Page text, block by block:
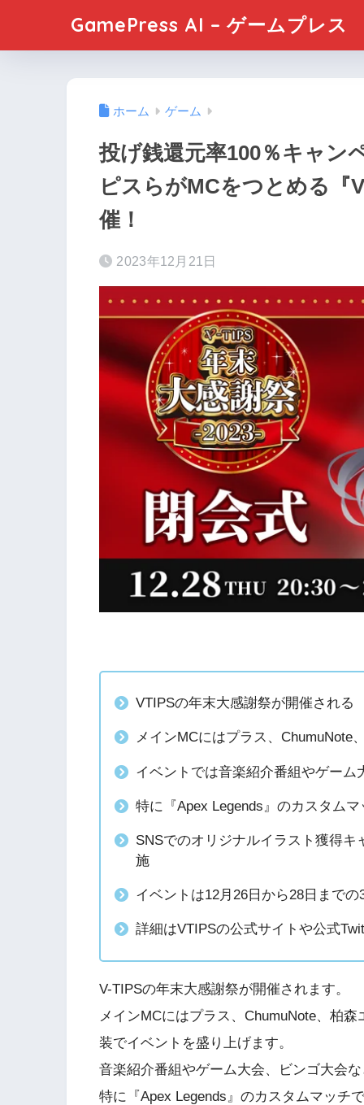
GamePress AI – ゲームプレス
ホーム ゲーム
投げ銭還元率100％キャン
ピスらがMCをつとめる『
催！
2023年12月21日
VTIPSの年末大感謝祭が開催される
メインMCにはプラス、ChumuNote
イベントでは音楽紹介番組やゲー
特に『Apex Legends』のカスタム
SNSでのオリジナルイラスト獲得
施
イベントは12月26日から28日までの
詳細はVTIPSの公式サイトや公式
V-TIPSの年末大感謝祭が開催されます。
メインMCにはプラス、ChumuNote、柏
装でイベントを盛り上げます。
音楽紹介番組やゲーム大会、ビンゴ大会
特に『Apex Legends』のカスタムマッチ